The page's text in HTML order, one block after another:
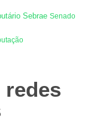
Sebrae Senado
redes